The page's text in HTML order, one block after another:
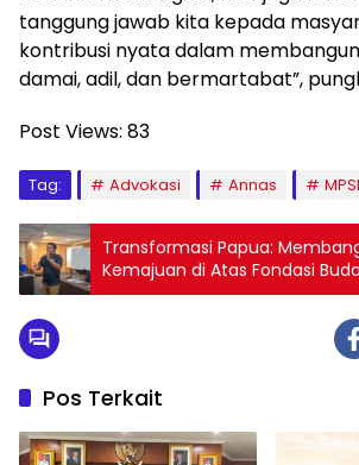
tanggung jawab kita kepada
kontribusi nyata dalam
damai, adil, dan bermartabat”,
Post Views: 83
Tag: Advokasi Annas MPSI
Transformasi Papua:
Kemajuan di Atas Fondasi
Martabat
Pos Terkait